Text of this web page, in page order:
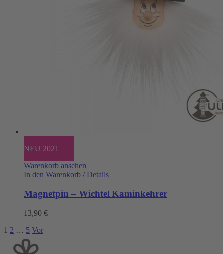
NEU 2021
Warenkorb ansehen
In den Warenkorb / Details
Magnetpin – Wichtel Kaminkehrer
13,90 €
1 2 … 5 Vor